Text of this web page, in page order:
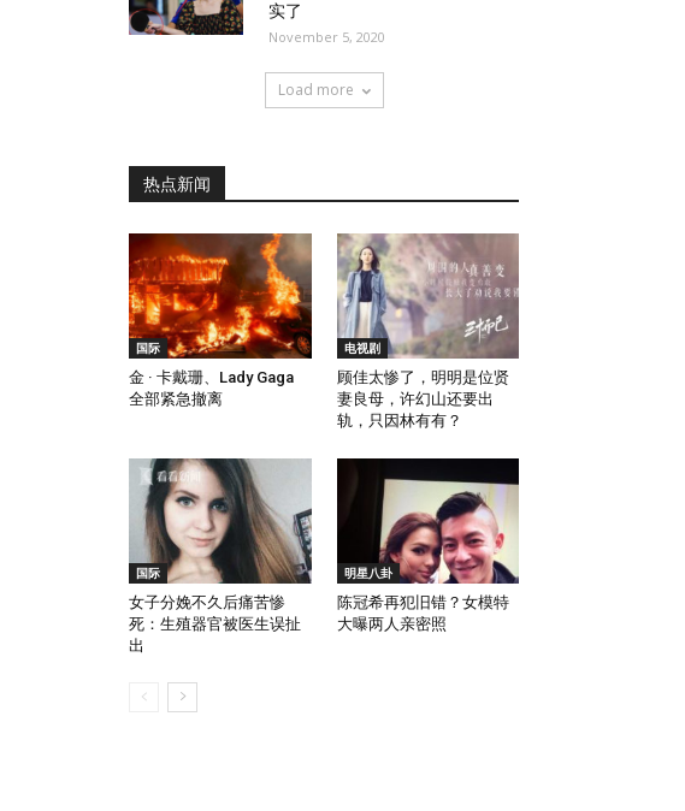
实了
November 5, 2020
Load more
热点新闻
国际
金 · 卡戴珊、Lady Gaga
全部紧急撤离
电视剧
顾佳太惨了，明明是位贤
妻良母，许幻山还要出
轨，只因林有有？
国际
女子分娩不久后痛苦惨
死：生殖器官被医生误扯
出
明星八卦
陈冠希再犯旧错？女模特
大曝两人亲密照